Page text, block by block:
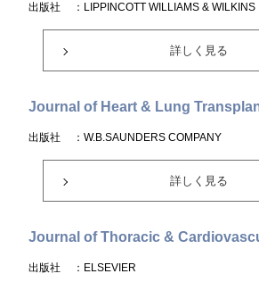
出版社 ：LIPPINCOTT WILLIAMS & WILKINS
詳しく見る
Journal of Heart & Lung
出版社 ：W.B.SAUNDERS COMPANY
詳しく見る
Journal of Thoracic &
出版社 ：ELSEVIER